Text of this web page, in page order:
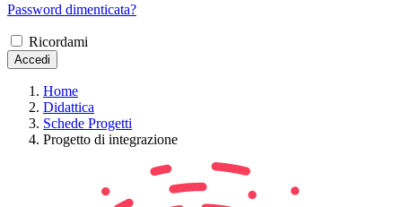
Password dimenticata?
Ricordami
Accedi
Home
Didattica
Schede Progetti
Progetto di integrazione